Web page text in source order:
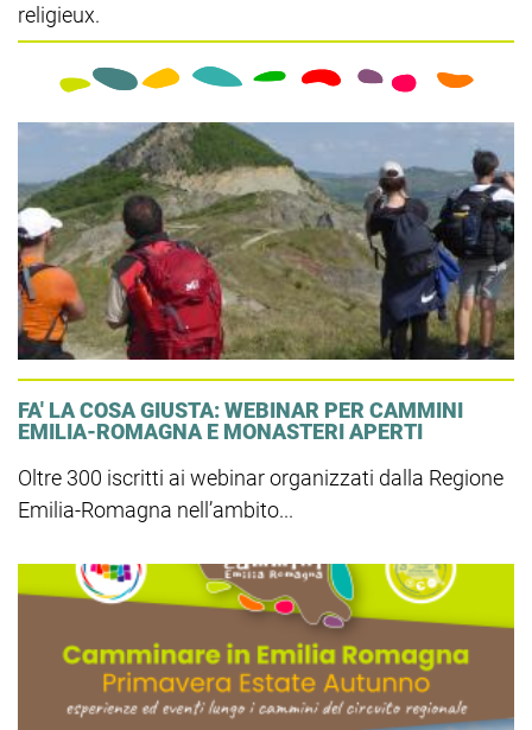
religieux.
FA' LA COSA GIUSTA: WEBINAR PER CAMMINI
EMILIA-ROMAGNA E MONASTERI APERTI
Oltre 300 iscritti ai webinar organizzati dalla Regione
Emilia-Romagna nell’ambito...